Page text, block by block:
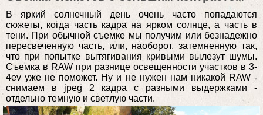
В яркий солнечный день очень часто попадаются
сюжеты, когда часть кадра на ярком солнце, а часть в
тени. При обычной съемке мы получим или безнадежно
пересвеченную часть, или, наоборот, затемненную так,
что при попытке вытягивания кривыми вылезут шумы.
Съемка в RAW при разнице освещенности участков в 3-
4ev уже не поможет. Ну и не нужен нам никакой RAW -
снимаем в jpeg 2 кадра с разными выдержками -
отдельно темную и светлую части.